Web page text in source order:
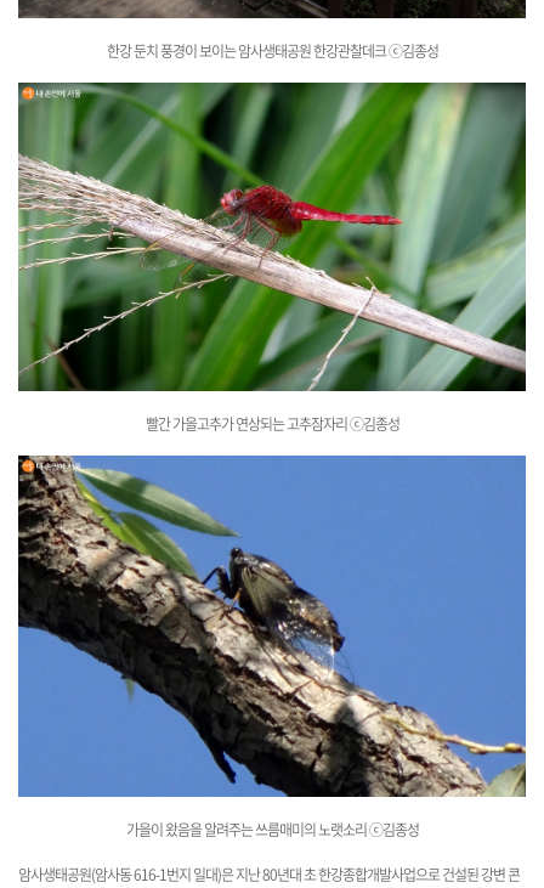
한강 둔치 풍경이 보이는 암사생태공원 한강관찰데크ⓒ김종성
빨간 가을고추가 연상되는 고추잠자리ⓒ김종성
가을이 왔음을 알려주는 쓰름매미 의 노랫소리 ⓒ김종성
암사생태공원(암사동 616-1번지 일대)은 지난 80년대 초 한강종합개발사업으로 건설된 강변 콘